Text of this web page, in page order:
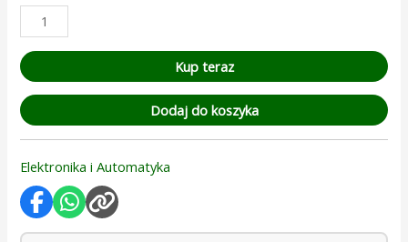
podstawie
oceny
klienta
Kup teraz
Dodaj do koszyka
Elektronika i Automatyka